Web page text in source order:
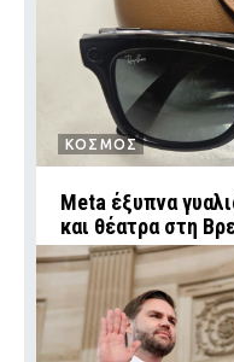
ΚΟΣΜΟΣ
Meta έξυπνα
και θέατρα στη